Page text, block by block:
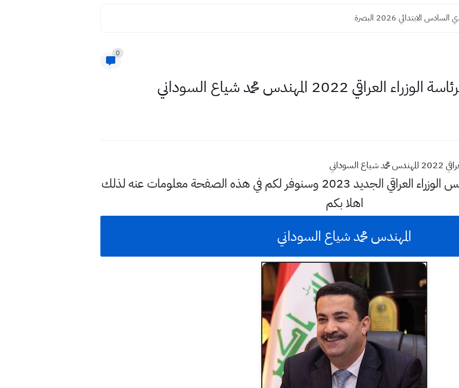
الابتدائي 2026 البصرة
0
2022 المهندس محمد شياع السوداني
اهلا وسهلا اكثر البحث عن رئيس الوزراء العراقي الجديد 2023 وسنوفر لكم في هذه الصفحة معلومات عنه لذلك
اهلا بكم
المهندس محمد شياع السوداني